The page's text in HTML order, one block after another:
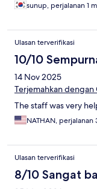
sunup, perjalanan 1
Ulasan terverifikasi
10/10
14 Nov 2025
Terjemahkan dengan
The staff was very
NATHAN, perjalanan
Ulasan terverifikasi
8/10 Sangat